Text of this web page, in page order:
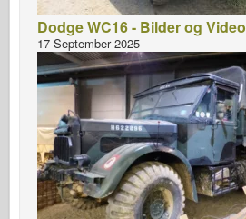
Dodge WC16 - Bilder og Video
17 September 2025